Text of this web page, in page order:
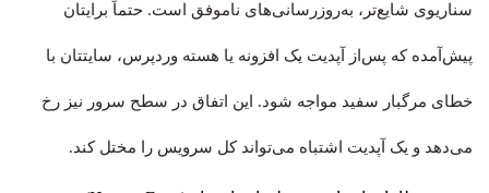
سناریوی شایع‌تر، به‌روزرسانی‌های ناموفق است. حتماً برایتان
پیش‌آمده که پس‌از آپدیت یک افزونه یا هسته وردپرس، سایتتان با
خطای مرگبار سفید مواجه شود. این اتفاق در سطح سرور نیز رخ
می‌دهد و یک آپدیت اشتباه می‌تواند کل سرویس را مختل کند.